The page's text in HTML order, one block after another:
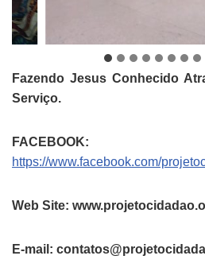
Fazendo Jesus Conhecido
Serviço.
FACEBOOK:
https://www.facebook.com/
Web Site:
E-mail: